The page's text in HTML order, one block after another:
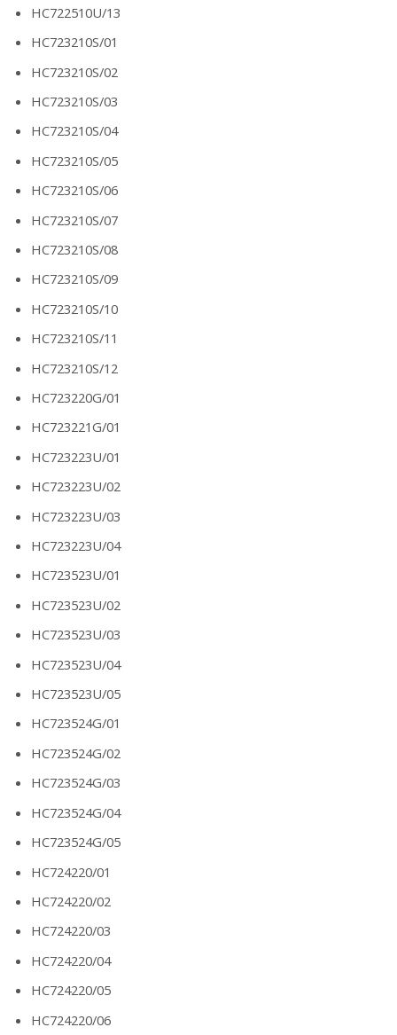
HC722510U/13
HC723210S/01
HC723210S/02
HC723210S/03
HC723210S/04
HC723210S/05
HC723210S/06
HC723210S/07
HC723210S/08
HC723210S/09
HC723210S/10
HC723210S/11
HC723210S/12
HC723220G/01
HC723221G/01
HC723223U/01
HC723223U/02
HC723223U/03
HC723223U/04
HC723523U/01
HC723523U/02
HC723523U/03
HC723523U/04
HC723523U/05
HC723524G/01
HC723524G/02
HC723524G/03
HC723524G/04
HC723524G/05
HC724220/01
HC724220/02
HC724220/03
HC724220/04
HC724220/05
HC724220/06